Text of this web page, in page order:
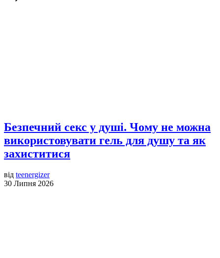
Безпечний секс у душі. Чому не можна
використовувати гель для душу та як
захиститися
від teenergizer
30 Липня 2026